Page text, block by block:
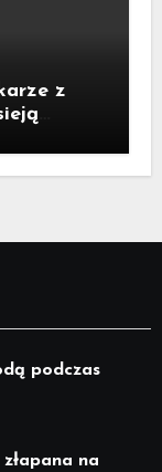
z
podczas
na